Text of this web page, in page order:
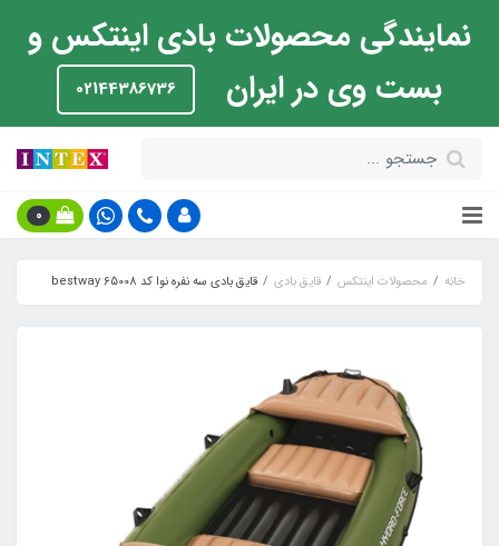
نمایندگی محصولات بادی اینتکس و
بست وی در ایران
02144386736
0
خانه محصولات اینتکس قایق بادی قایق بادی سه نفره نوا کد bestway 65008